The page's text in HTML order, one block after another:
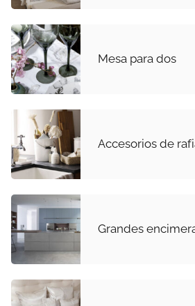
Mesa para dos
Accesorios de
Grandes